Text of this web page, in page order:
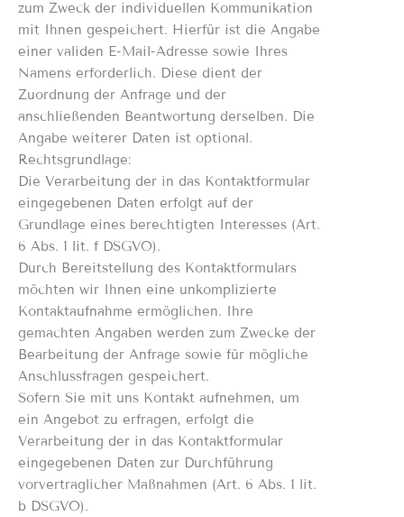
zum Zweck der individuellen Kommunikation
mit Ihnen gespeichert. Hierfür ist die Angabe
einer validen E-Mail-Adresse sowie Ihres
Namens erforderlich. Diese dient der
Zuordnung der Anfrage und der
anschließenden Beantwortung derselben. Die
Angabe weiterer Daten ist optional.
Rechtsgrundlage:
Die Verarbeitung der in das Kontaktformular
eingegebenen Daten erfolgt auf der
Grundlage eines berechtigten Interesses (Art.
6 Abs. 1 lit. f DSGVO).
Durch Bereitstellung des Kontaktformulars
möchten wir Ihnen eine unkomplizierte
Kontaktaufnahme ermöglichen. Ihre
gemachten Angaben werden zum Zwecke der
Bearbeitung der Anfrage sowie für mögliche
Anschlussfragen gespeichert.
Sofern Sie mit uns Kontakt aufnehmen, um
ein Angebot zu erfragen, erfolgt die
Verarbeitung der in das Kontaktformular
eingegebenen Daten zur Durchführung
vorvertraglicher Maßnahmen (Art. 6 Abs. 1 lit.
b DSGVO).